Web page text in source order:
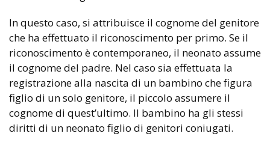
In questo caso, si attribuisce il cognome del genitore
che ha effettuato il riconoscimento per primo. Se il
riconoscimento è contemporaneo, il neonato assume
il cognome del padre. Nel caso sia effettuata la
registrazione alla nascita di un bambino che figura
figlio di un solo genitore, il piccolo assumere il
cognome di quest’ultimo. Il bambino ha gli stessi
diritti di un neonato figlio di genitori coniugati.